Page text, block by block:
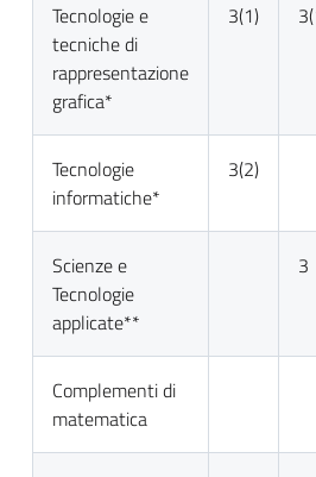
Tecnologie e
tecniche di
rappresentazione
grafica*
3(1)
Tecnologie
informatiche*
3(2)
Scienze e
Tecnologie
applicate**
3
Complementi di
matematica